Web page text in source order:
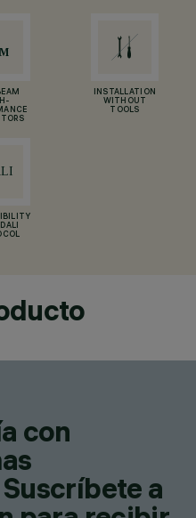
INSTALLATION
WITHOUT
TOOLS
con
a